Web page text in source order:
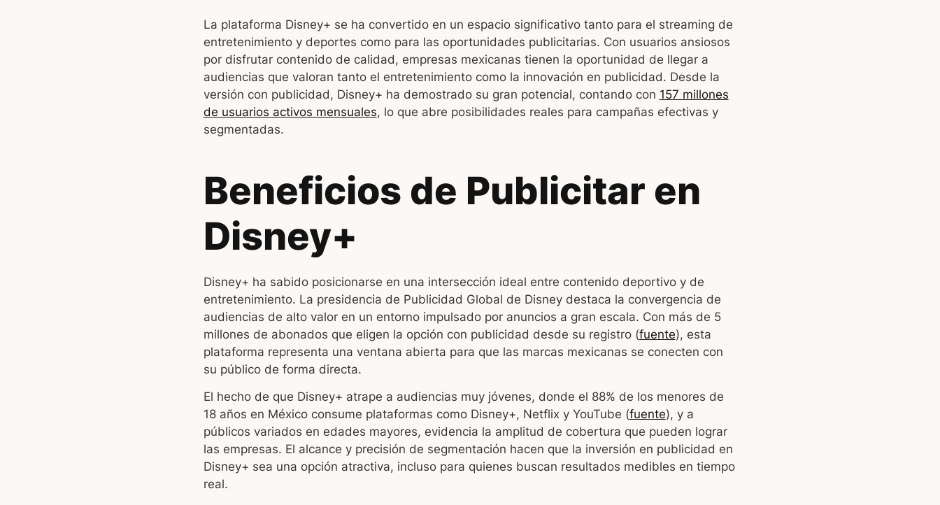
La plataforma Disney+ se ha convertido en un espacio significativo tanto para el streaming de
entretenimiento y deportes como para las oportunidades publicitarias. Con usuarios ansiosos
por disfrutar contenido de calidad, empresas mexicanas tienen la oportunidad de llegar a
audiencias que valoran tanto el entretenimiento como la innovación en publicidad. Desde la
versión con publicidad, Disney+ ha demostrado su gran potencial, contando con 157 millones
de usuarios activos mensuales, lo que abre posibilidades reales para campañas efectivas y
segmentadas.
Beneficios de Publicitar en
Disney+
Disney+ ha sabido posicionarse en una intersección ideal entre contenido deportivo y de
entretenimiento. La presidencia de Publicidad Global de Disney destaca la convergencia de
audiencias de alto valor en un entorno impulsado por anuncios a gran escala. Con más de 5
millones de abonados que eligen la opción con publicidad desde su registro (fuente), esta
plataforma representa una ventana abierta para que las marcas mexicanas se conecten con
su público de forma directa.
El hecho de que Disney+ atrape a audiencias muy jóvenes, donde el 88% de los menores de
18 años en México consume plataformas como Disney+, Netflix y YouTube (fuente), y a
públicos variados en edades mayores, evidencia la amplitud de cobertura que pueden lograr
las empresas. El alcance y precisión de segmentación hacen que la inversión en publicidad en
Disney+ sea una opción atractiva, incluso para quienes buscan resultados medibles en tiempo
real.